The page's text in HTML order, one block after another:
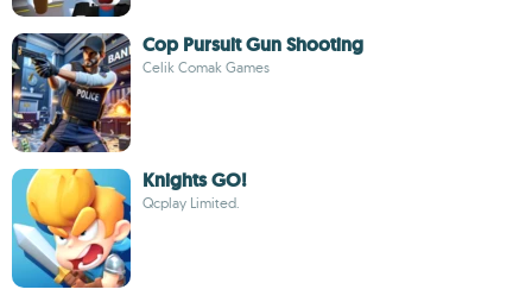
Cop Pursuit Gun Shooting
Celik Comak Games
Knights GO!
Qcplay Limited.